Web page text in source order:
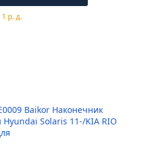
1 р. д.